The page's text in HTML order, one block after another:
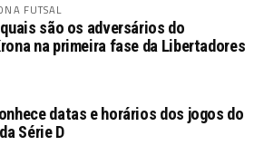
FUTSAL
são os adversários do
na primeira fase da Libertadores
datas e horários dos jogos do
Série D